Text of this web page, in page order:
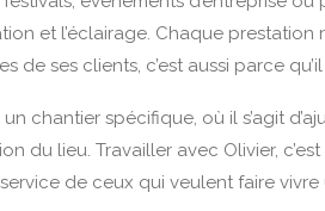
et l’éclairage. Chaque
de ses clients, c’est aussi parce
chantier spécifique, où il s’agit
du lieu. Travailler avec Olivier,
de ceux qui veulent faire